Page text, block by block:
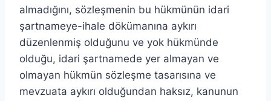
almadığını, sözleşmenin bu hükmünün idari
şartnameye-ihale dökümanına aykırı
düzenlenmiş olduğunu ve yok hükmünde
olduğu, idari şartnamede yer almayan ve
olmayan hükmün sözleşme tasarısına ve
mevzuata aykırı olduğundan haksız, kanunun